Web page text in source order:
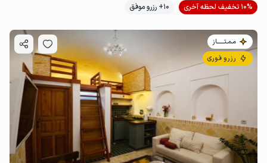
10% تخفیف لحظه آخری
10+ رزرو موفق
مـمـتــــــاز
رزرو فوری